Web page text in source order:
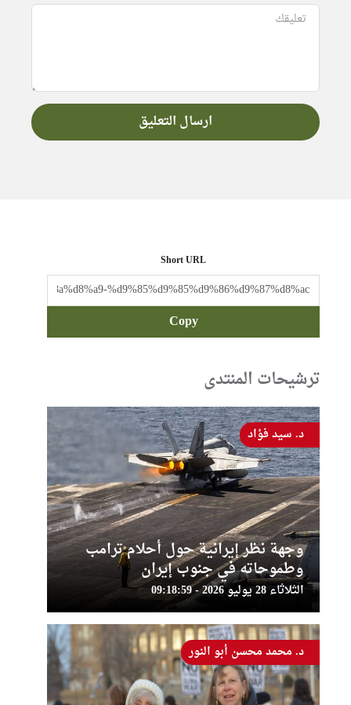
Short URL
Copy
ترشيحات المنتدى
وجهة نظر إيرانية حول أحلام ترامب
وطموحاته في جنوب إيران
الثلاثاء 28 يوليو 2026 - 09:18:59
د. سيد فؤاد
د. محمد محسن أبو النور